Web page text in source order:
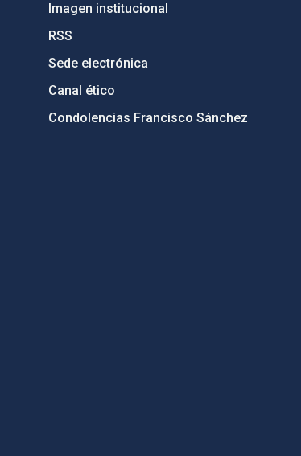
Imagen institucional
RSS
Sede electrónica
Canal ético
Condolencias Francisco Sánchez